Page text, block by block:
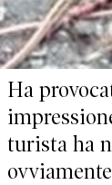
Ha
turista ha